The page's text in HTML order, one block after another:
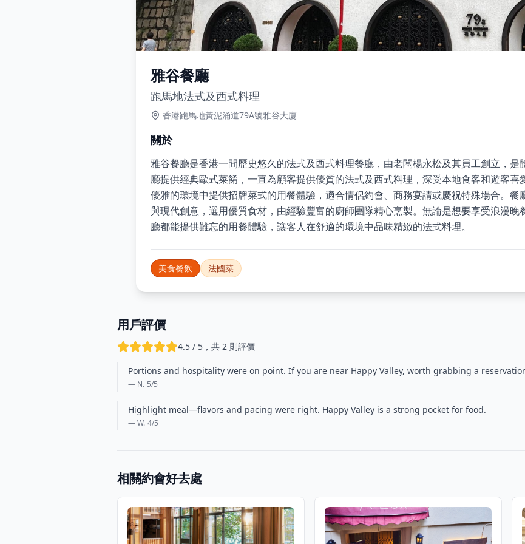
雅谷餐廳
跑馬地法式及西式料理
香港跑馬地黃泥涌道79A號雅谷大廈
關於
雅谷餐廳是香港一間歷史悠久的法式及西式料理餐廳，由老闆楊永松及其員工創立，是
廳提供經典歐式菜餚，一直為顧客提供優質的法式及西式料理，深受本地食客和遊客喜
優雅的環境中提供招牌菜式的用餐體驗，適合情侶約會、商務宴請或慶祝特殊場合。餐
與現代創意，選用優質食材，由經驗豐富的廚師團隊精心烹製。無論是想要享受浪漫晚
廳都能提供難忘的用餐體驗，讓客人在舒適的環境中品味精緻的法式料理。
美食餐飲 法國菜
用戶評價
4.5 / 5，共 2 則評價
Portions and hospitality were on point. If you are near Happy Valley, worth grabbing a
— N. 5/5
Highlight meal—flavors and pacing were right. Happy Valley is a strong pocket for food.
— W. 4/5
相關約會好去處